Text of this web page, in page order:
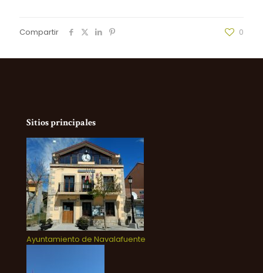
Compartir 0
Sitios principales
Ayuntamiento de Navalafuente